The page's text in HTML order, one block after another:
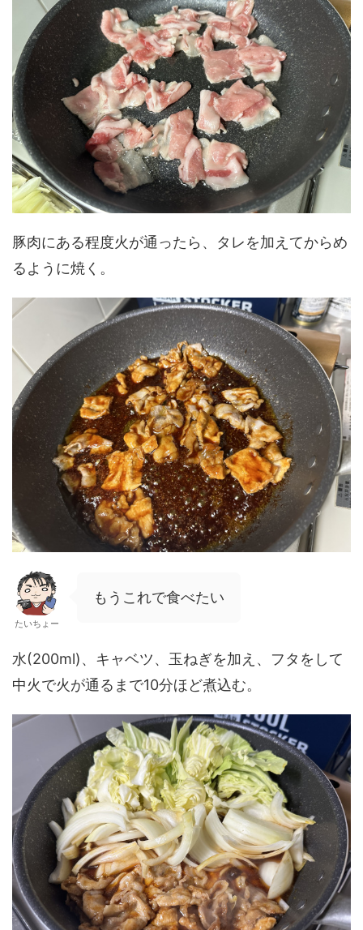
豚肉にある程度火が通ったら、タレを加えてからめ
るように焼く。
たいちょー
もうこれで食べたい
水(200ml)、キャベツ、玉ねぎを加え、フタをして
中火で火が通るまで10分ほど煮込む。